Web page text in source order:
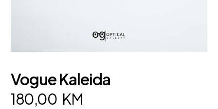
Vogue Kaleida
180,00 KM